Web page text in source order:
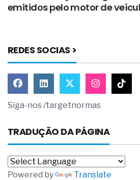
emitidos pelo motor de
REDES SOCIAS >
Siga-nos /targetnormas
TRADUÇÃO DA PÁGINA
Powered by Translate